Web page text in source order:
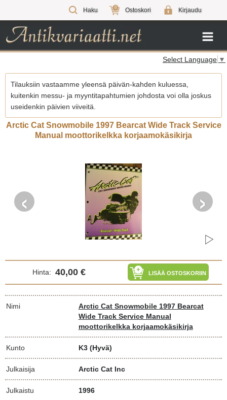
Haku 0 Ostoskori Kirjaudu
Select Language ▼
Tilauksiin vastaamme yleensä päivän-kahden kuluessa,
kuitenkin messu- ja myyntitapahtumien johdosta voi olla joskus
useidenkin päivien viiveitä.
Arctic Cat Snowmobile 1997 Bearcat Wide Track Service
Manual moottorikelkka korjaamokäsikirja
‹ ›
Hinta: 40,00 € LISÄÄ OSTOSKORIIN
Nimi
Arctic Cat Snowmobile 1997 Bearcat
Wide Track Service Manual
moottorikelkka korjaamokäsikirja
Kunto K3 (Hyvä)
Julkaisija Arctic Cat Inc
Julkaistu 1996